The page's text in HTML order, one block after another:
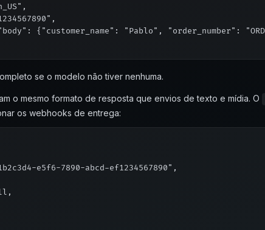
{"customer_name": "Pablo", "order_number":
se o modelo não tiver nenhuma.
o mesmo formato de resposta que envios de texto e mídia. O
os webhooks de entrega:
e5f6-7890-abcd-ef1234567890",